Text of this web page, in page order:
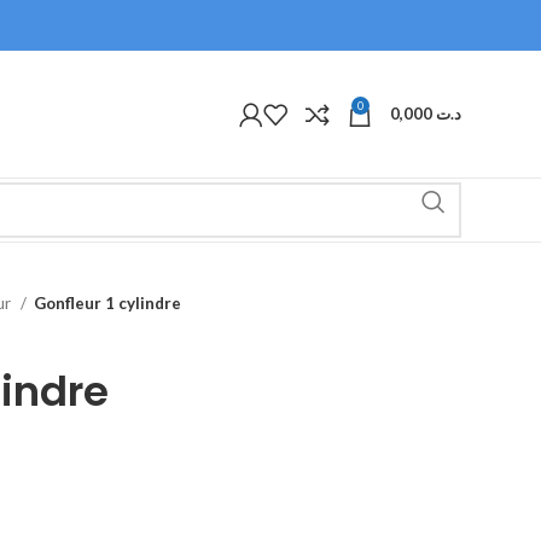
0 د.ت
Gonfleur 1 cylindre